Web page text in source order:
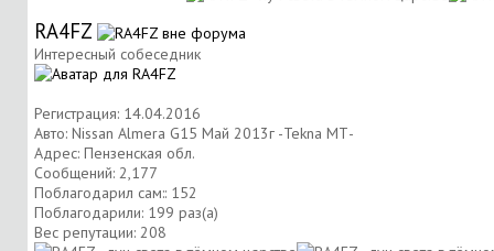
RA4FZ
Интересный собеседник
Регистрация: 14.04.2016
Авто: Nissan Almera G15 Май 2013г -Tekna МТ-
Адрес: Пензенская обл.
Сообщений: 2,177
Поблагодарил сам:: 152
Поблагодарили: 199 раз(а)
Вес репутации: 208